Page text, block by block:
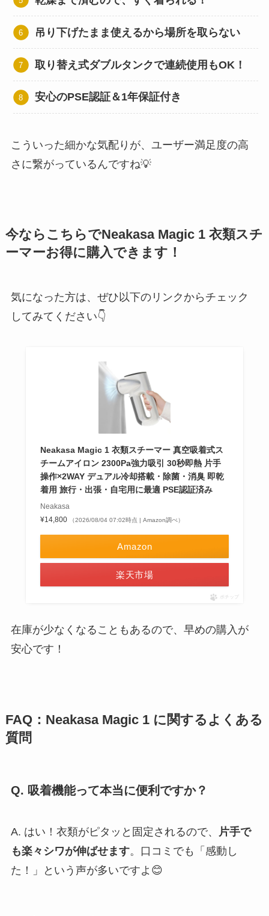
吊り下げたまま使えるから場所を取らない
取り替え式ダブルタンクで連続使用もOK！
安心のPSE認証＆1年保証付き
こういった細かな気配りが、ユーザー満足度の高
さに繋がっているんですね💡
今ならこちらでNeakasa Magic 1 衣類スチ
ーマーお得に購入できます！
気になった方は、ぜひ以下のリンクからチェック
してみてください👇
Neakasa Magic 1 衣類スチーマー 真空吸着式ス
チームアイロン 2300Pa強力吸引 30秒即熱 片手
操作×2WAY デュアル冷却搭載・除菌・消臭 即乾
着用 旅行・出張・自宅用に最適 PSE認証済み
Neakasa
¥14,800
（2026/08/04 07:02時点 | Amazon調べ）
Amazon
楽天市場
ポチップ
在庫が少なくなることもあるので、早めの購入が
安心です！
FAQ：Neakasa Magic 1 に関するよくある
質問
Q. 吸着機能って本当に便利ですか？
A. はい！衣類がピタッと固定されるので、
片手で
も楽々シワが伸ばせます。口コミでも「感動し
た！」という声が多いですよ😊